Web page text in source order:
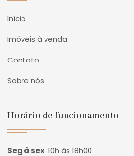
Início
Imóveis à venda
Contato
Sobre nós
Horário de funcionamento
Seg à sex: 10h às 18h00